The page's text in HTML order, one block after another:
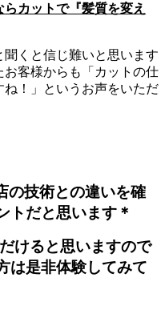
カットで『髪質を変え
聞くと信じ難いと思います
客様からも「カットの仕
！」というお声をいただ
の技術との違いを確
トだと思います＊
けると思いますので
は是非体験してみて